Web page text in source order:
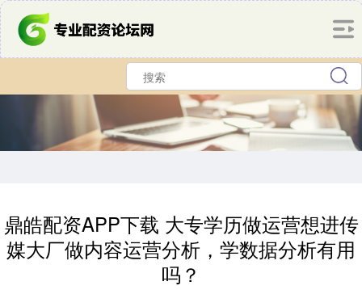
鼎皓配资APP下载 大专学历做运营想进传
媒大厂做内容运营分析，学数据分析有用
吗？